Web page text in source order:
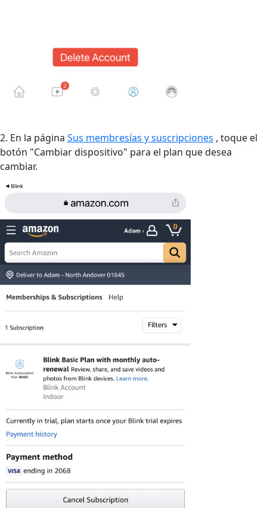
2. En la página Sus membresías y suscripciones , toque el
botón "Cambiar dispositivo" para el plan que desea
cambiar.